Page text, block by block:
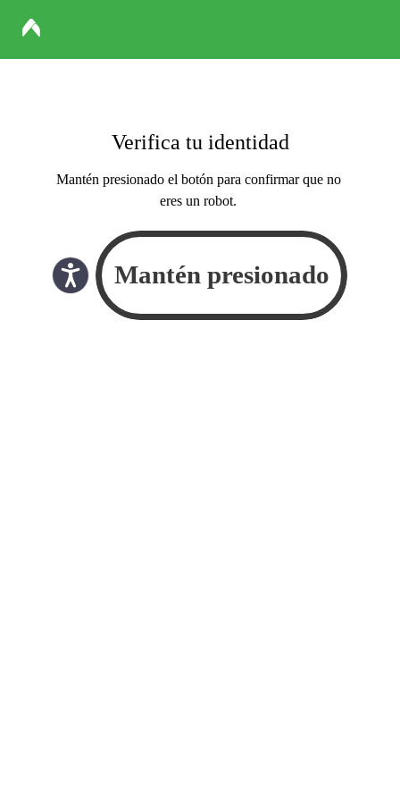
Verifica tu identidad
Mantén presionado el botón para confirmar que no
eres un robot.